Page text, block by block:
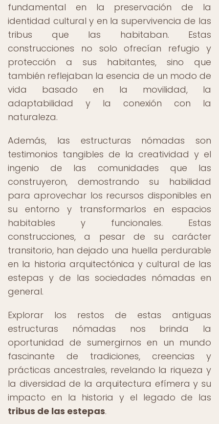
fundamental en la preservación de la
identidad cultural y en la supervivencia de las
tribus que las habitaban. Estas
construcciones no solo ofrecían refugio y
protección a sus habitantes, sino que
también reflejaban la esencia de un modo de
vida basado en la movilidad, la
adaptabilidad y la conexión con la
naturaleza.
Además, las estructuras nómadas son
testimonios tangibles de la creatividad y el
ingenio de las comunidades que las
construyeron, demostrando su habilidad
para aprovechar los recursos disponibles en
su entorno y transformarlos en espacios
habitables y funcionales. Estas
construcciones, a pesar de su carácter
transitorio, han dejado una huella perdurable
en la historia arquitectónica y cultural de las
estepas y de las sociedades nómadas en
general.
Explorar los restos de estas antiguas
estructuras nómadas nos brinda la
oportunidad de sumergirnos en un mundo
fascinante de tradiciones, creencias y
prácticas ancestrales, revelando la riqueza y
la diversidad de la arquitectura efímera y su
impacto en la historia y el legado de las
tribus de las estepas.